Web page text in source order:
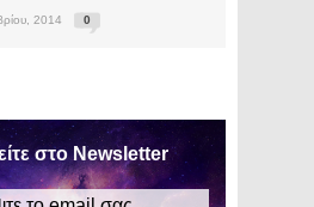
2014 0
στο Newsletter